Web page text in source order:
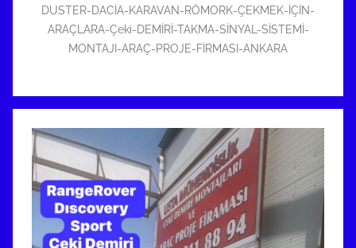
DUSTER-DACİA-KARAVAN-RÖMORK-ÇEKMEK-İÇİN-
ARAÇLARA-Çeki-DEMİRİ-TAKMA-SİNYAL-SİSTEMİ-
MONTAJI-ARAÇ-PROJE-FİRMASI-ANKARA